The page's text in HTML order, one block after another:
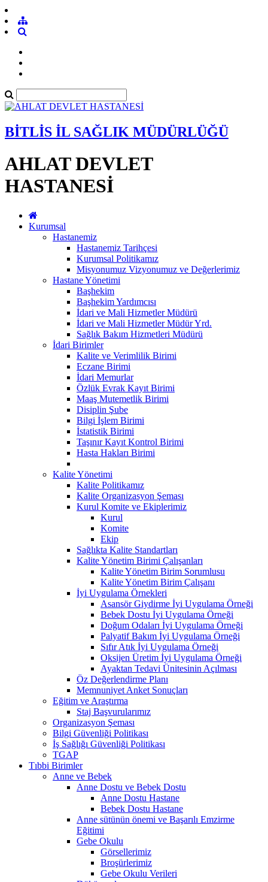
BİTLİS İL SAĞLIK MÜDÜRLÜĞÜ
AHLAT DEVLET
HASTANESİ
Kurumsal
Hastanemiz
Hastanemiz Tarihçesi
Kurumsal Politikamız
Misyonumuz Vizyonumuz ve Değerlerimiz
Hastane Yönetimi
Başhekim
Başhekim Yardımcısı
İdari ve Mali Hizmetler Müdürü
İdari ve Mali Hizmetler Müdür Yrd.
Sağlık Bakım Hizmetleri Müdürü
İdari Birimler
Kalite ve Verimlilik Birimi
Eczane Birimi
İdari Memurlar
Özlük Evrak Kayıt Birimi
Maaş Mutemetlik Birimi
Disiplin Şube
Bilgi İşlem Birimi
İstatistik Birimi
Taşınır Kayıt Kontrol Birimi
Hasta Hakları Birimi
Kalite Yönetimi
Kalite Politikamız
Kalite Organizasyon Şeması
Kurul Komite ve Ekiplerimiz
Kurul
Komite
Ekip
Sağlıkta Kalite Standartları
Kalite Yönetim Birimi Çalışanları
Kalite Yönetim Birim Sorumlusu
Kalite Yönetim Birim Çalışanı
İyi Uygulama Örnekleri
Asansör Giydirme İyi Uygulama Örneği
Bebek Dostu İyi Uygulama Örneği
Doğum Odaları İyi Uygulama Örneği
Palyatif Bakım İyi Uygulama Örneği
Sıfır Atık İyi Uygulama Örneği
Oksijen Üretim İyi Uygulama Örneği
Ayaktan Tedavi Ünitesinin Açılması
Öz Değerlendirme Planı
Memnuniyet Anket Sonuçları
Eğitim ve Araştırma
Staj Başvurularımız
Organizasyon Şeması
Bilgi Güvenliği Politikası
İş Sağlığı Güvenliği Politikası
TGAP
Tıbbi Birimler
Anne ve Bebek
Anne Dostu ve Bebek Dostu
Anne Dostu Hastane
Bebek Dostu Hastane
Anne sütünün önemi ve Başarılı Emzirme
Eğitimi
Gebe Okulu
Görsellerimiz
Broşürlerimiz
Gebe Okulu Verileri